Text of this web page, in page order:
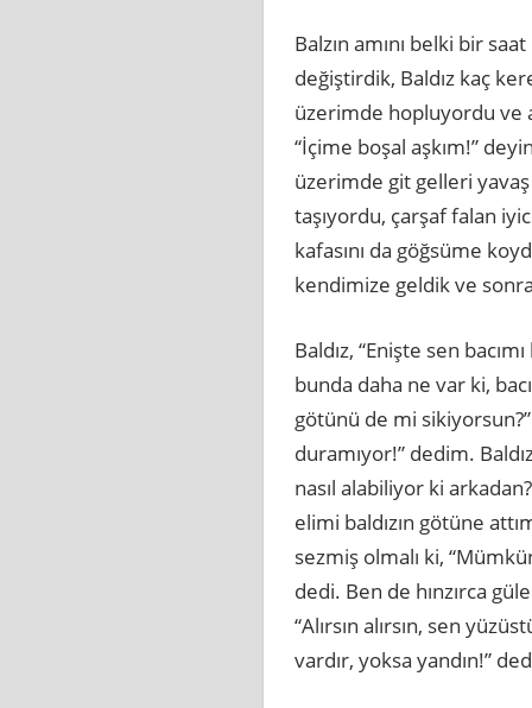
Balzın amını belki bir
değiştirdik, Baldız kaç
üzerimde hopluyordu ve
“İçime boşal aşkım!”
üzerimde git gelleri
taşıyordu, çarşaf falan
kafasını da göğsüme
kendimize geldik ve
Baldız, “Enişte sen
bunda daha ne var ki,
götünü de mi
duramıyor!” dedim.
nasıl alabiliyor ki
elimi baldızın götüne
sezmiş olmalı ki,
dedi. Ben de hınzırca
“Alırsın alırsın, sen
vardır, yoksa yandın!”